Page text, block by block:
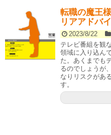
転職の魔王
リアアドバ
2023/8/22
テレビ番組を観
領域に入り込ん
た。あくまでも
るのでしょうが
なりリスクがあ
す。